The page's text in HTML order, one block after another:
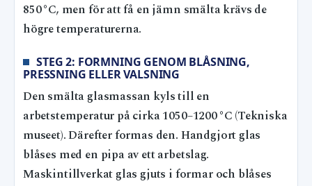
850 °C, men för att få en jämn smälta krävs de
högre temperaturerna.
STEG 2: FORMNING GENOM BLÅSNING,
PRESSNING ELLER VALSNING
Den smälta glasmassan kyls till en
arbetstemperatur på cirka 1050–1200 °C (Tekniska
museet). Därefter formas den. Handgjort glas
blåses med en pipa av ett arbetslag.
Maskintillverkat glas gjuts i formar och blåses